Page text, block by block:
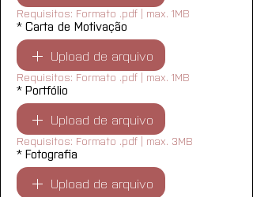
Requisitos: Formato .pdf | max. 1MB
* Carta de Motivação
Upload de arquivo
Requisitos: Formato .pdf | max. 1MB
* Portfólio
Upload de arquivo
Requisitos: Formato .pdf | max. 3MB
* Fotografia
Upload de arquivo